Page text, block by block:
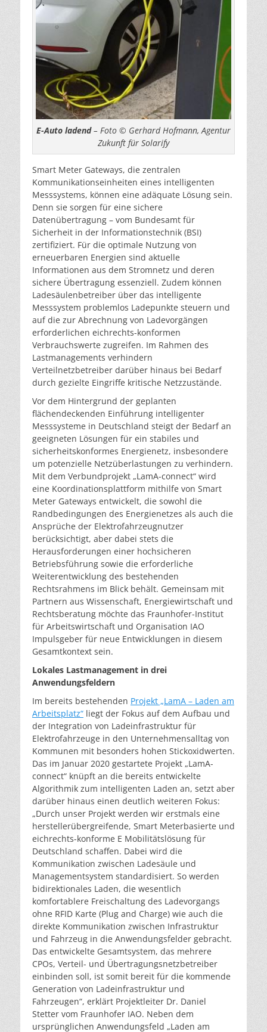
E-Auto ladend– Foto © Gerhard Hofmann, Agentur
Zukunft für Solarify
Smart Meter Gateways, die zentralen
Kommunikationseinheiten eines intelligenten
Messsystems, können eine adäquate Lösung sein.
Denn sie sorgen für eine sichere
Datenübertragung – vom Bundesamt für
Sicherheit in der Informationstechnik (BSI)
zertifiziert. Für die optimale Nutzung von
erneuerbaren Energien sind aktuelle
Informationen aus dem Stromnetz und deren
sichere Übertragung essenziell. Zudem können
Ladesäulenbetreiber über das intelligente
Messsystem problemlos Ladepunkte steuern und
auf die zur Abrechnung von Ladevorgängen
erforderlichen eichrechts-konformen
Verbrauchswerte zugreifen. Im Rahmen des
Lastmanagements verhindern
Verteilnetzbetreiber darüber hinaus bei Bedarf
durch gezielte Eingriffe kritische Netzzustände.
Vor dem Hintergrund der geplanten
flächendeckenden Einführung intelligenter
Messsysteme in Deutschland steigt der Bedarf an
geeigneten Lösungen für ein stabiles und
sicherheitskonformes Energienetz, insbesondere
um potenzielle Netzüberlastungen zu verhindern.
Mit dem Verbundprojekt „LamA-connect“ wird
eine Koordinationsplattform mithilfe von Smart
Meter Gateways entwickelt, die sowohl die
Randbedingungen des Energienetzes als auch die
Ansprüche der Elektrofahrzeugnutzer
berücksichtigt, aber dabei stets die
Herausforderungen einer hochsicheren
Betriebsführung sowie die erforderliche
Weiterentwicklung des bestehenden
Rechtsrahmens im Blick behält. Gemeinsam mit
Partnern aus Wissenschaft, Energiewirtschaft und
Rechtsberatung möchte das Fraunhofer-Institut
für Arbeitswirtschaft und Organisation IAO
Impulsgeber für neue Entwicklungen in diesem
Gesamtkontext sein.
Lokales Lastmanagement in drei
Anwendungsfeldern
Im bereits bestehenden Projekt „LamA – Laden am
Arbeitsplatz“ liegt der Fokus auf dem Aufbau und
der Integration von Ladeinfrastruktur für
Elektrofahrzeuge in den Unternehmensalltag von
Kommunen mit besonders hohen Stickoxidwerten.
Das im Januar 2020 gestartete Projekt „LamA-
connect“ knüpft an die bereits entwickelte
Algorithmik zum intelligenten Laden an, setzt aber
darüber hinaus einen deutlich weiteren Fokus:
„Durch unser Projekt werden wir erstmals eine
herstellerübergreifende, Smart Meterbasierte und
eichrechts-konforme E Mobilitätslösung für
Deutschland schaffen. Dabei wird die
Kommunikation zwischen Ladesäule und
Managementsystem standardisiert. So werden
bidirektionales Laden, die wesentlich
komfortablere Freischaltung des Ladevorgangs
ohne RFID Karte (Plug and Charge) wie auch die
direkte Kommunikation zwischen Infrastruktur
und Fahrzeug in die Anwendungsfelder gebracht.
Das entwickelte Gesamtsystem, das mehrere
CPOs, Verteil- und Übertragungsnetzbetreiber
einbinden soll, ist somit bereit für die kommende
Generation von Ladeinfrastruktur und
Fahrzeugen“, erklärt Projektleiter Dr. Daniel
Stetter vom Fraunhofer IAO. Neben dem
ursprünglichen Anwendungsfeld „Laden am